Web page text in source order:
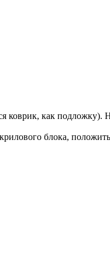
коврик, как
блока,